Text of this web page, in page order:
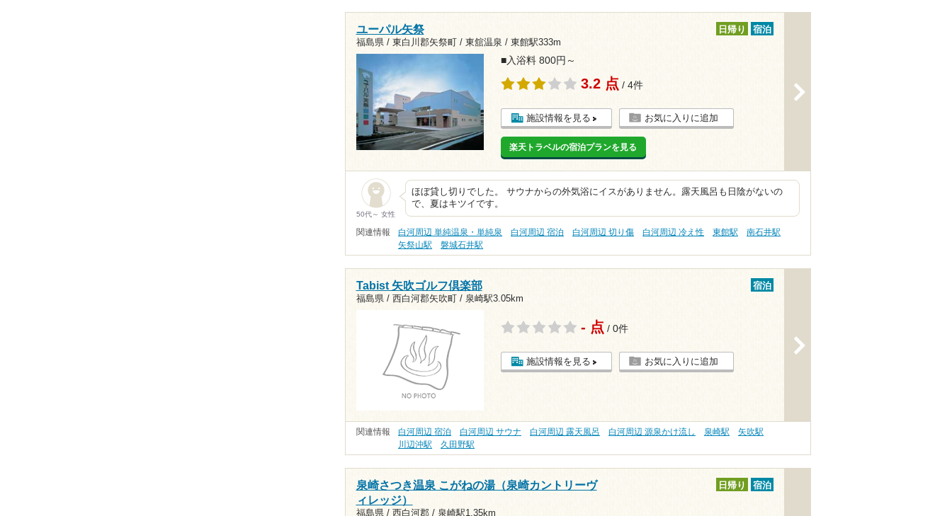
ユーパル矢祭
福島県 / 東白川郡矢祭町 / 東舘温泉 / 東館駅333m
日帰り 宿泊
■入浴料 800円～
3.2 点 / 4件
施設情報を見る お気に入りに追加
楽天トラベルの宿泊プランを見る
50代～ 女性
ほぼ貸し切りでした。 サウナからの外気浴にイスがありません。露天風呂も日陰がないの
で、夏はキツイです。
関連情報 白河周辺 単純温泉・単純泉 白河周辺 宿泊 白河周辺 切り傷 白河周辺 冷え性 東館駅
南石井駅
矢祭山駅
磐城石井駅
Tabist 矢吹ゴルフ倶楽部
福島県 / 西白河郡矢吹町 / 泉崎駅3.05km
宿泊
- 点 / 0件
施設情報を見る お気に入りに追加
関連情報 白河周辺 宿泊 白河周辺 サウナ 白河周辺 露天風呂 白河周辺 源泉かけ流し 泉崎駅
矢吹駅
川辺沖駅
久田野駅
泉崎さつき温泉 こがねの湯（泉崎カントリーヴ
ィレッジ）
福島県 / 西白河郡 / 泉崎駅1.35km
日帰り 宿泊